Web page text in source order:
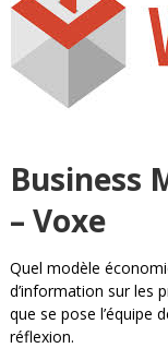
Business
– Voxe
Quel modèle
d’information sur les
que se pose l’équipe
réflexion.